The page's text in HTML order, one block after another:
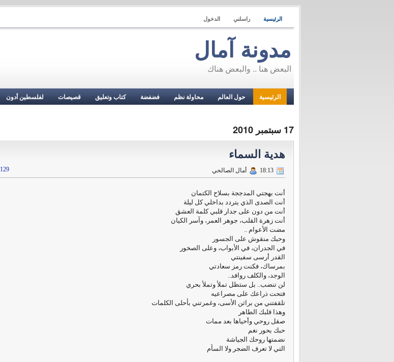
الرئيسية راسلني الدخول
مدونة آمال
البعض هنا .. والبعض هناك
الرئيسية حول العالم محاولة نظم فضفضة كتاب وتعليق قصيصات لفلسطين أدون
17 سبتمبر 2010
هدية السماء
129 تعليق أمال الصالحي
أنت بهجتي المدججة بسلاح الكتمان
أنت الصدى الذي يتردد بداخلي كل ليلة
أنت من دون على جدار قلبي كلمة العشق
أنت زهرة القلب، جوهر العمر، وآسر الكيان
مضت الأعوام ..
وحبك منقوش على الجسور
في الجدران، في الأبواب، وعلى الصخور
القدر أرسى سفينتي
بمرساك، فكنت رمز سعادتي
الوجد، والكلف روافد..
لن تنضب.. بل ستظل تملأ وتملأ بحري
فتحت ذراعك على مصراعيه
تلقفتني من براثن الأسى، وغمرتني بأحلى الكلمات
وهذا قلبك الطاهر
صقل روحي وأحياها بعد ممات
حبك بحور نغم
نضمتها روحك الجياشة
التي لا تعرف الضجر ولا السأم